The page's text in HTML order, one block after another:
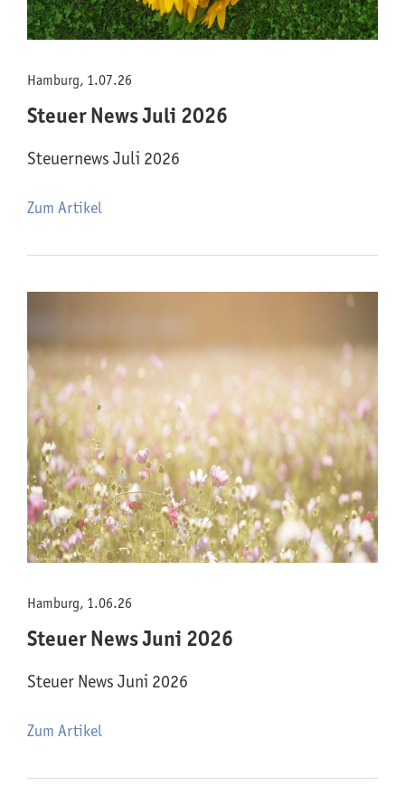
Hamburg, 1.07.26
Steuer News Juli 2026
Steuernews Juli 2026
Zum Artikel
Hamburg, 1.06.26
Steuer News Juni 2026
Steuer News Juni 2026
Zum Artikel